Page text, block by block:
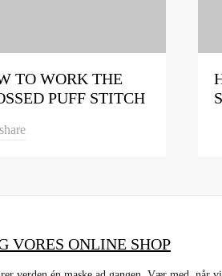
TO WORK THE
PUFF STITCH
VORES ONLINE SHOP